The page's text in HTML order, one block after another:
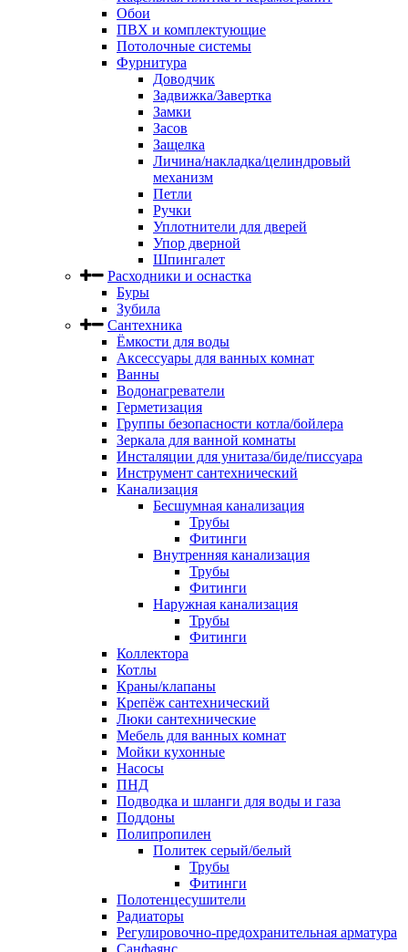
Обои
ПВХ и комплектующие
Потолочные системы
Фурнитура
Доводчик
Задвижка/Завертка
Замки
Засов
Защелка
Личина/накладка/целиндровый
механизм
Петли
Ручки
Уплотнители для дверей
Упор дверной
Шпингалет
Расходники и оснастка
Буры
Зубила
Сантехника
Ёмкости для воды
Аксессуары для ванных комнат
Ванны
Водонагреватели
Герметизация
Группы безопасности котла/бойлера
Зеркала для ванной комнаты
Инсталяции для унитаза/биде/писсуара
Инструмент сантехнический
Канализация
Бесшумная канализация
Трубы
Фитинги
Внутренняя канализация
Трубы
Фитинги
Наружная канализация
Трубы
Фитинги
Коллектора
Котлы
Краны/клапаны
Крепёж сантехнический
Люки сантехнические
Мебель для ванных комнат
Мойки кухонные
Насосы
ПНД
Подводка и шланги для воды и газа
Поддоны
Полипропилен
Политек серый/белый
Трубы
Фитинги
Полотенцесушители
Радиаторы
Регулировочно-предохранительная арматура
Санфаянс